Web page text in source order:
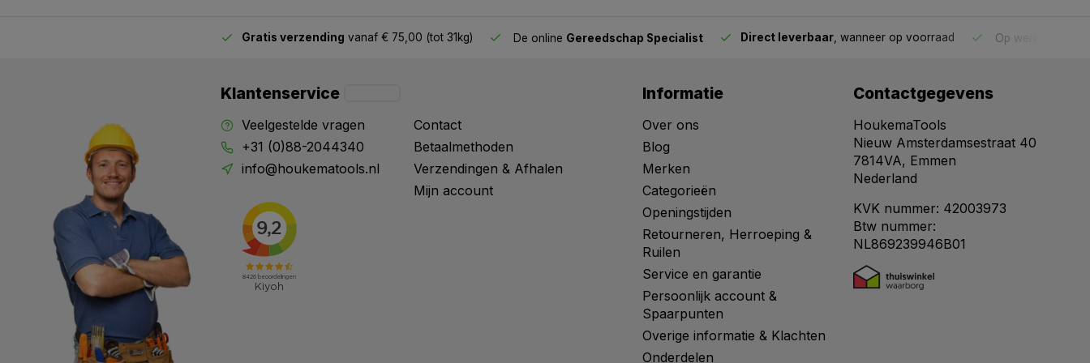
Gratis verzending vanaf € 75,00 (tot 31kg) De online Gereedschap Specialist Direct leverbaar , wanneer op voorraad Op werkdagen
Klantenservice
Veelgestelde vragen
+31 (0)88-2044340
info@houkematools.nl
Contact
Betaalmethoden
Verzendingen & Afhalen
Mijn account
Informatie
Over ons
Blog
Merken
Categorieën
Openingstijden
Retourneren, Herroeping &
Ruilen
Service en garantie
Persoonlijk account &
Spaarpunten
Overige informatie & Klachten
Onderdelen
Contactgegevens
HoukemaTools
Nieuw Amsterdamsestraat 40
7814VA, Emmen
Nederland
KVK nummer: 42003973
Btw nummer:
NL869239946B01
Meld je aan en mis geen enkele actie, aanbieding